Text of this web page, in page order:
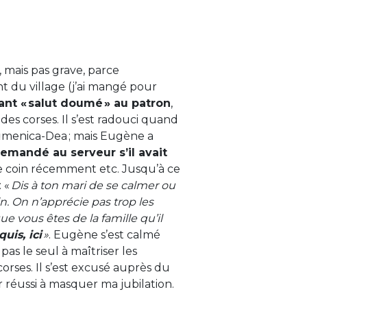
pas grave, parce
du village (j’ai mangé pour
« salut doumé » au patron,
corses. Il s’est radouci quand
Dea ; mais Eugène a
au serveur s’il avait
coin récemment etc. Jusqu’à ce
« Dis à ton mari de se calmer ou
On n’apprécie pas trop les
vous êtes de la famille qu’il
ici». Eugène s’est calmé
le seul à maîtriser les
Il s’est excusé auprès du
réussi à masquer ma jubilation.